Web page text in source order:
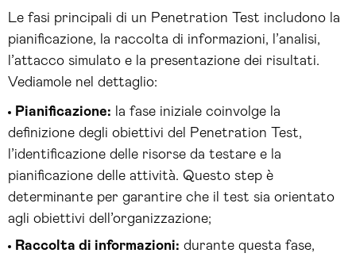
Le fasi principali di un Penetration Test includono la
pianificazione, la raccolta di informazioni, l’analisi,
l’attacco simulato e la presentazione dei risultati.
Vediamole nel dettaglio:
Pianificazione: la fase iniziale coinvolge la
definizione degli obiettivi del Penetration Test,
l’identificazione delle risorse da testare e la
pianificazione delle attività. Questo step è
determinante per garantire che il test sia orientato
agli obiettivi dell’organizzazione;
Raccolta di informazioni: durante questa fase,